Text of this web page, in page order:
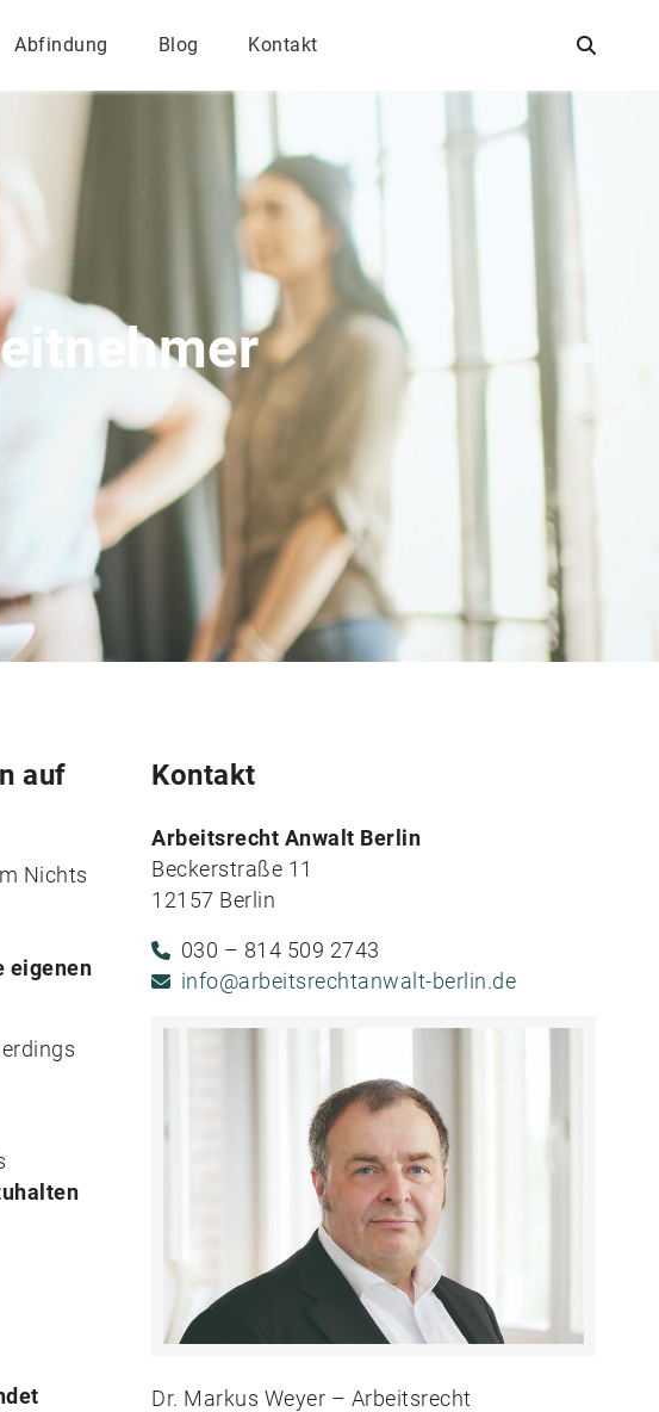
Abfindung Blog Kontakt
auf
Nichts
eigenen
Kontakt
Arbeitsrecht Anwalt Berlin
Beckerstraße 11
12157 Berlin
030 – 814 509 2743
info@arbeitsrechtanwalt-berlin.de
Dr. Markus Weyer – Arbeitsrecht